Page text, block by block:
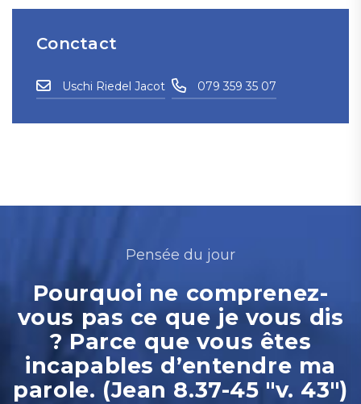
Conctact
Uschi Riedel Jacot 079 359 35 07
Pensée du jour
Pourquoi ne comprenez-
vous pas ce que je vous dis
? Parce que vous êtes
incapables d’entendre ma
parole. (Jean 8.37-45 "v. 43")